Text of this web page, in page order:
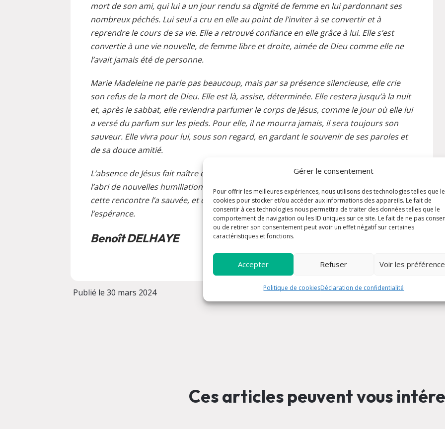
Gérer le consentement
Pour offrir les meilleures expériences, nous utilisons des technologies telles que
cookies pour stocker et/ou accéder aux informations des appareils. Le fait de
consentir à ces technologies nous permettra de traiter des données telles que le
comportement de navigation ou les ID uniques sur ce site. Le fait de ne pas
ou de retirer son consentement peut avoir un effet négatif sur certaines
caractéristiques et fonctions.
Accepter Refuser Voir les
Politique de cookiesDéclaration de confidentialité
mort de son ami, qui lui a un jour rendu sa dignité de femme en lui pardonnant ses
nombreux péchés. Lui seul a cru en elle au point de l’inviter à se convertir et à
reprendre le cours de sa vie. Elle a retrouvé confiance en elle grâce à lui. Elle s’est
convertie à une vie nouvelle, de femme libre et droite, aimée de Dieu comme elle ne
l’avait jamais été de personne.
Marie Madeleine ne parle pas beaucoup, mais par sa présence silencieuse, elle crie
son refus de la mort de Dieu. Elle est là, assise, déterminée. Elle restera jusqu’à la nuit
et, après le sabbat, elle reviendra parfumer le corps de Jésus, comme le jour où elle lui
a versé du parfum sur les pieds. Pour elle, il ne mourra jamais, il sera toujours son
sauveur. Elle vivra pour lui, sous son regard, en gardant le souvenir de ses paroles et
de sa douce amitié.
L’absence de Jésus fait naître en Marie Madeleine ce qui la maintiendra debout et à
l’abri de nouvelles humiliations : la certitude qu’elle a rencontré le Fils de Dieu, que
cette rencontre l’a sauvée, et que cet homme ne peut pas être mort. Autrement dit
l’espérance.
Benoît DELHAYE
Publié le 30 mars 2024
Ces articles peuvent vous